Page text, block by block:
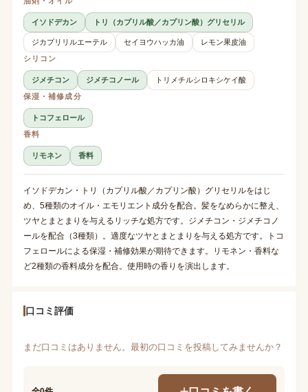
イソドデカン トリ（カプリル酸／カプリン酸）グリセリル
ジカプリリルエーテル セイヨウハッカ油
レモン果皮油
シリコン
ジメチコン ジメチコノール
トリメチルシロキシケイ酸
保湿・補修成分
トコフェロール
香料
リモネン 香料
イソドデカン・トリ（カプリル酸／カプリン酸）グリセリルをはじ
め、5種類のオイル・エモリエント成分を配合。髪をなめらかに整え、
ツヤとまとまりを与えるリッチな処方です。ジメチコン・ジメチコノ
ールを配合（3種類）。適度なツヤとまとまりを与える処方です。トコ
フェロールによる保湿・補修効果が期待できます。リモネン・香料な
ど2種類の香料成分を配合。使用時の香りを演出します。
口コミ評価
まだ口コミはありません。最初の口コミを投稿してみませんか？